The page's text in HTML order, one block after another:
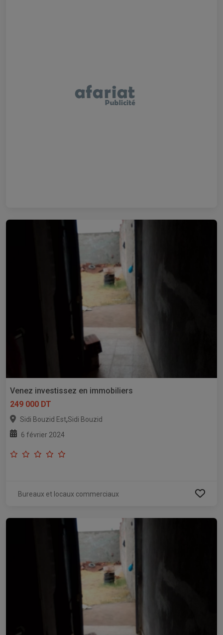
Venez investissez en immobiliers
249 000 DT
Sidi Bouzid Est,Sidi Bouzid
6 février 2024
Bureaux et locaux commerciaux